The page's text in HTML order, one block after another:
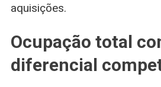
aquisições.
Ocupação total
diferencial